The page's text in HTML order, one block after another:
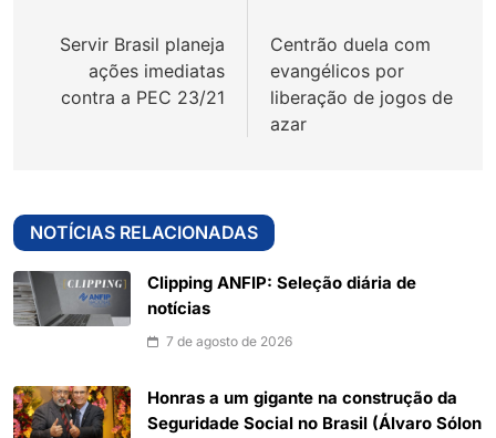
Post
Servir Brasil planeja
ações imediatas
contra a PEC 23/21
Centrão duela com
evangélicos por
liberação de jogos de
azar
NOTÍCIAS RELACIONADAS
Clipping ANFIP: Seleção diária de
notícias
7 de agosto de 2026
Honras a um gigante na construção da
Seguridade Social no Brasil (Álvaro Sólon